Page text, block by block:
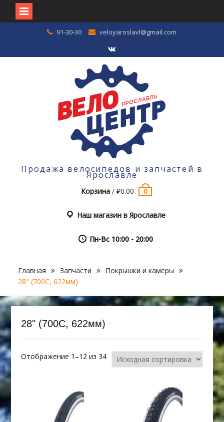
91-30-30 veloyaroslavl@gmail.com
VK
Продажа велосипедов и запчастей в
Ярославле
Корзина /₽0.00 0
Наш магазин в Ярославле
Пн-Вс 10:00 - 20:00
Главная Запчасти
Покрышки и камеры
28" (700C, 622мм)
28" (700C, 622мм)
Отображение 1–12 из 34